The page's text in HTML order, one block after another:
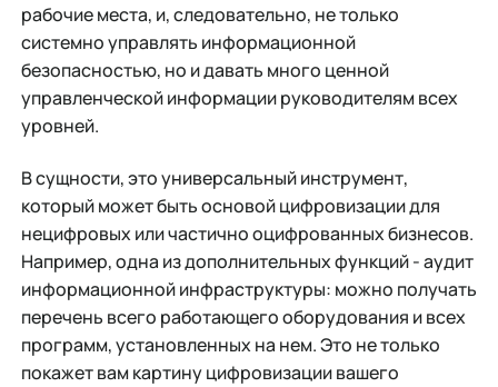
рабочие места, и, следовательно, не только
системно управлять информационной
безопасностью, но и давать много ценной
управленческой информации руководителям всех
уровней.
В сущности, это универсальный инструмент,
который может быть основой цифровизации для
нецифровых или частично оцифрованных бизнесов.
Например, одна из дополнительных функций - аудит
информационной инфраструктуры: можно получать
перечень всего работающего оборудования и всех
программ, установленных на нем. Это не только
покажет вам картину цифровизации вашего